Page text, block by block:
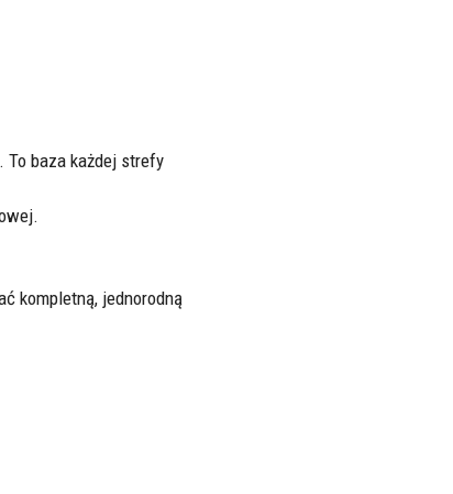
To baza każdej strefy
kompletną, jednorodną